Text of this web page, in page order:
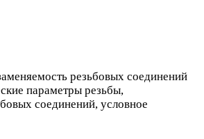
резьбовых соединений
параметры резьбы,
соединений, условное